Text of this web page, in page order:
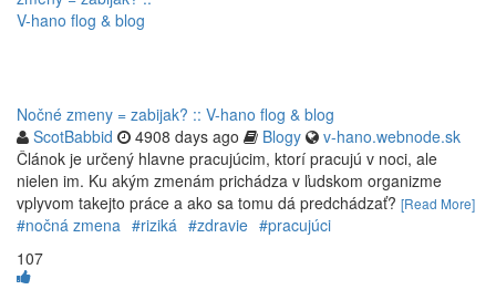
Nočné zmeny = zabijak? :: V-hano flog & blog
ScotBabbid
4908 days ago Blogy
v-hano.webnode.sk
Článok je určený hlavne pracujúcim, ktorí pracujú v noci, ale
nielen im. Ku akým zmenám prichádza v ľudskom organizme
vplyvom takejto práce a ako sa tomu dá predchádzať? [Read More]
#nočná zmena #riziká #zdravie #pracujúci
107